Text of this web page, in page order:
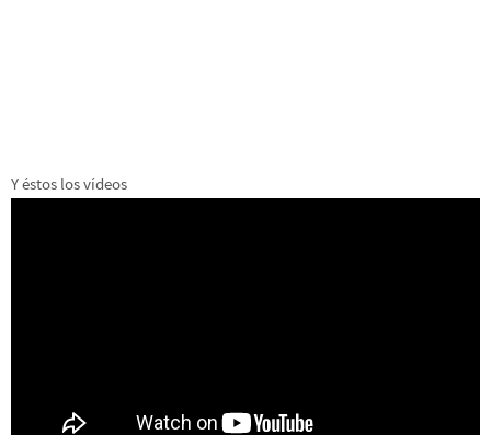
Y éstos los vídeos